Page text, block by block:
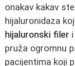
onakav kakav
hijaluronidaza
hijaluronski filer
pruža ogromnu
pacijentima koji